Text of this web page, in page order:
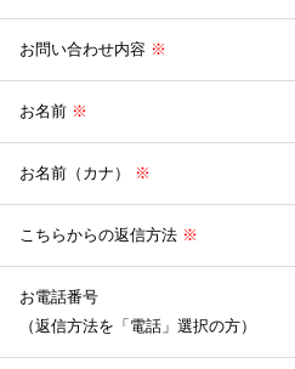
お問い合わせ内容 ※
お名前 ※
お名前（カナ） ※
こちらからの返信方法 ※
お電話番号
（返信方法を「電話」選択の方）